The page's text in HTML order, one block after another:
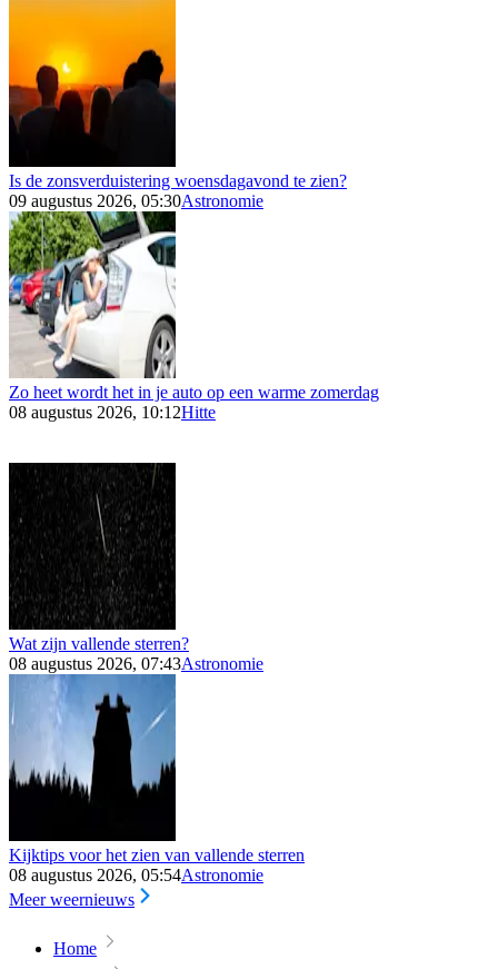
Is de zonsverduistering woensdagavond te zien?
09 augustus 2026, 05:30Astronomie
Zo heet wordt het in je auto op een warme zomerdag
08 augustus 2026, 10:12Hitte
Wat zijn vallende sterren?
08 augustus 2026, 07:43Astronomie
Kijktips voor het zien van vallende sterren
08 augustus 2026, 05:54Astronomie
Meer weernieuws
Home